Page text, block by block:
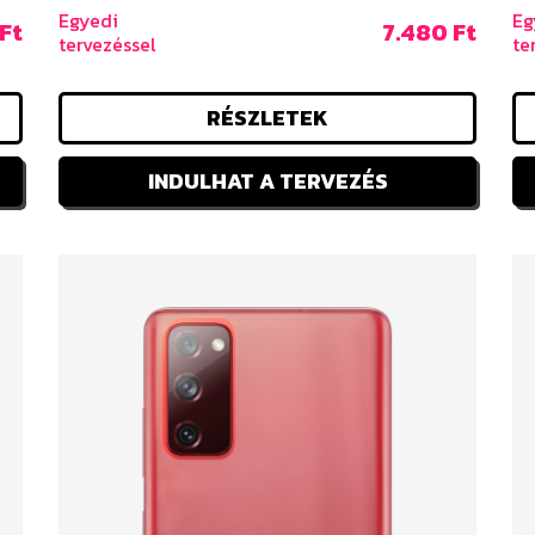
Egyedi
tervezéssel
7.480 Ft
RÉSZLETEK
INDULHAT A TERVEZÉS